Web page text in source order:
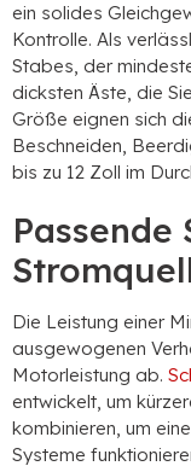
ein solides
Kontrolle. Als
Stabes, der
dicksten Äste, die
Größe eignen sich
Beschneiden,
bis zu 12 Zoll im
Passende
Die Leistung einer
ausgewogenen
Motorleistung ab.
entwickelt, um
kombinieren, um
Systeme